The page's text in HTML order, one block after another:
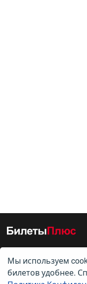
О нас
Мы используем
билетов удобнее.